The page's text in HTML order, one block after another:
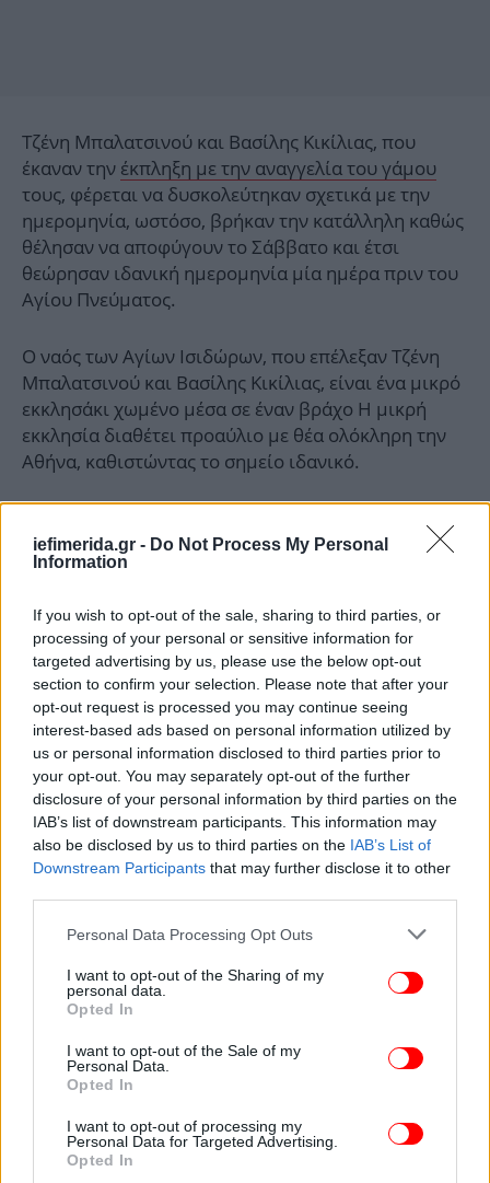
iefimerida.gr - Do Not Process My Personal
Information
If you wish to opt-out of the sale, sharing to third parties, or
processing of your personal or sensitive information for
targeted advertising by us, please use the below opt-out
section to confirm your selection. Please note that after your
opt-out request is processed you may continue seeing
interest-based ads based on personal information utilized by
us or personal information disclosed to third parties prior to
your opt-out. You may separately opt-out of the further
disclosure of your personal information by third parties on the
IAB’s list of downstream participants. This information may
also be disclosed by us to third parties on the IAB’s List of
Downstream Participants that may further disclose it to other
Please note that this website/app uses one or more Google
not limited to your visit or usage behaviour. You may click to
grant or deny consent to Google and its third-party tags to
use your data for below specified purposes in below Google
consent section.
Personal Data Processing Opt Outs
I want to opt-out of the Sharing of my
personal data.
Opted In
I want to opt-out of the Sale of my
Personal Data.
Opted In
I want to opt-out of processing my
Personal Data for Targeted Advertising.
Opted In
Τζένη Μπαλατσινού και Βασίλης Κικίλιας, που
έκαναν την έκπληξη με την αναγγελία του γάμου
τους, φέρεται να δυσκολεύτηκαν σχετικά με την
ημερομηνία, ωστόσο, βρήκαν την κατάλληλη καθώς
θέλησαν να αποφύγουν το Σάββατο και έτσι
θεώρησαν ιδανική ημερομηνία μία ημέρα πριν του
Αγίου Πνεύματος.
Ο ναός των Αγίων Ισιδώρων, που επέλεξαν Τζένη
Μπαλατσινού και Βασίλης Κικίλιας, είναι ένα μικρό
εκκλησάκι χωμένο μέσα σε έναν βράχο Η μικρή
εκκλησία διαθέτει προαύλιο με θέα ολόκληρη την
Αθήνα, καθιστώντας το σημείο ιδανικό.